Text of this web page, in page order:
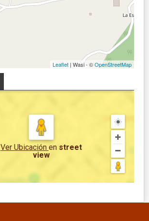
Leaflet | Wasi - ©OpenStreetMap
Ver Ubicación en street
view